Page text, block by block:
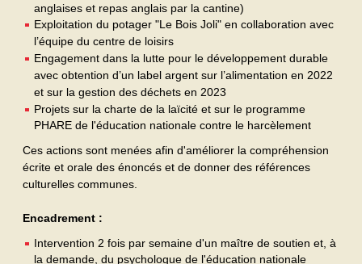
anglaises et repas anglais par la cantine)
Exploitation du potager "Le Bois Joli" en collaboration avec
l’équipe du centre de loisirs
Engagement dans la lutte pour le développement durable
avec obtention d’un label argent sur l’alimentation en 2022
et sur la gestion des déchets en 2023
Projets sur la charte de la laïcité et sur le programme
PHARE de l'éducation nationale contre le harcèlement
Ces actions sont menées afin d'améliorer la compréhension
écrite et orale des énoncés et de donner des références
culturelles communes.
Encadrement :
Intervention 2 fois par semaine d'un maître de soutien et, à
la demande, du psychologue de l'éducation nationale